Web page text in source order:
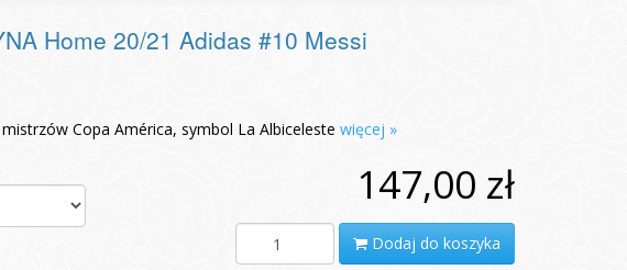
Home 20/21 Adidas #10 Messi
Copa América, symbol La Albiceleste więcej »
147,00 zł
Dodaj do koszyka